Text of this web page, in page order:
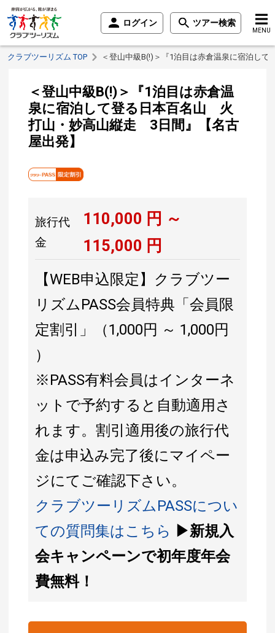
ログイン ツアー検索
MENU
クラブツーリズム TOP ＜登山中級B(!)＞『1泊目は赤倉温泉に宿泊し
＜登山中級B(!)＞『1泊目は赤倉温
泉に宿泊して登る日本百名山 火
打山・妙高山縦走 3日間』【名古
屋出発】
旅行代
金
110,000 円 ～
115,000 円
【WEB申込限定】クラブツー
リズムPASS会員特典「会員限
定割引」（1,000円 ～ 1,000円
）
※PASS有料会員はインターネ
ットで予約すると自動適用さ
れます。割引適用後の旅行代
金は申込み完了後にマイペー
ジにてご確認下さい。
クラブツーリズムPASSについ
ての質問集はこちら ▶新規入
会キャンペーンで初年度年会
費無料！